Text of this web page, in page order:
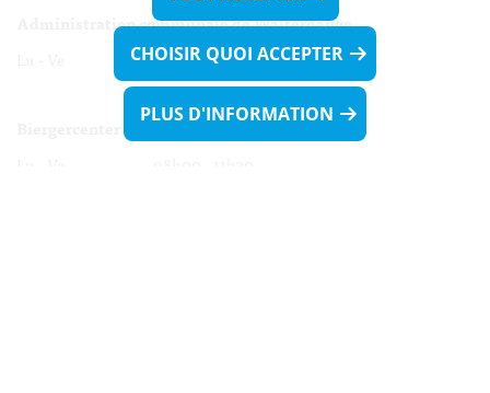
Administration communale de Walferdange
Lu - Ve 08h00 - 11h30
13h30 - 16h00
CHOISIR QUOI ACCEPTER
PLUS D'INFORMATION